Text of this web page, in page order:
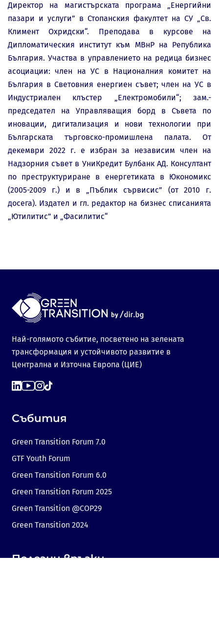
Директор на магистърската програма „Енергийни
пазари и услуги” в Стопанския факултет на СУ „Св.
Климент Охридски“. Преподава в курсове на
Дипломатическия институт към МВнР на Република
България. Участва в управлението на редица бизнес
асоциации: член на УС в Националния комитет на
България в Световния енергиен съвет; член на УС в
Индустриален клъстер „Електромобили“; зам.-
председател на Управляващия борд в Съвета по
иновации, дигитализация и нови технологии при
Българската търговско-промишлена палата. От
декември 2022 г. е избран за независим член на
Надзорния съвет в УниКредит Булбанк АД. Консултант
по преструктуриране в енергетиката в Юкономикс
(2005-2009 г.) и в „Пъблик сървисис” (от 2010 г.
досега). Издател и гл. редактор на бизнес списанията
„Ютилитис” и „Фасилитис“
Най-голямото събитие, посветено на зелената
трансформация и устойчивото развитие в
Централна и Източна Европа (ЦИЕ)
Събития
Green Transition Forum 7.0
GTF Youth Forum
Green Transition Forum 6.0
Green Transition Forum 2025
Green Transition @COP29
Green Transition 2024
Полезни връзки